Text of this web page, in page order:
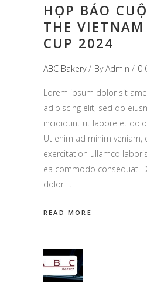
HỌP BÁO
THE VIETNAM
CUP 2024
ABC Bakery ByAdmin 0
Lorem ipsum dolor sit
adipiscing elit, sed do
incididunt ut labore et
Ut enim ad minim veniam,
exercitation ullamco
ea commodo consequat.
dolor
READ MORE